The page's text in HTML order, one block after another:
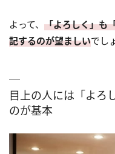
よって、 「よろしく」も
記するのが望ましいでし
目上の人には「よろ
のが基本